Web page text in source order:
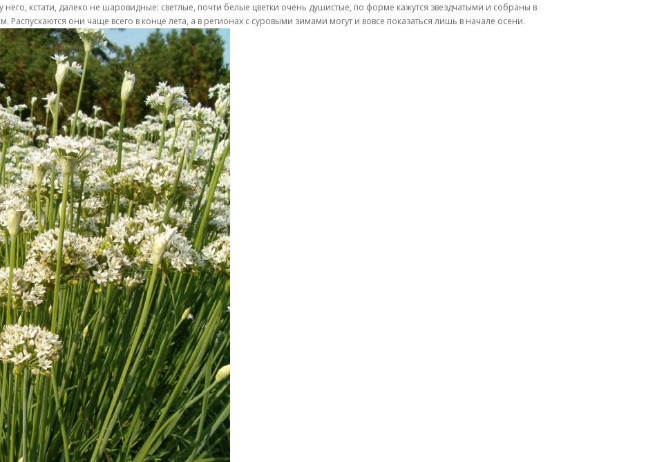
него, кстати, далеко не шаровидные: светлые, почти белые цветки очень душистые, по форме кажутся звездчатыми и собраны в
они чаще всего в конце лета, а в регионах с суровыми зимами могут и вовсе показаться лишь в начале осени.